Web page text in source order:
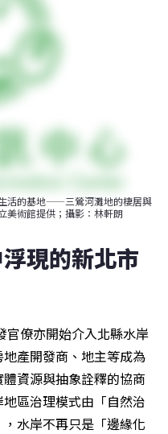
活的基地——三鶯河灘地的棲居與
美術館提供；攝影：林軒朗
現的新北市
官僚亦開始介入北縣水岸
產開發商、地主等成為
資源與抽象詮釋的協商
區治理模式由「自然治
水岸不再只是「邊緣化